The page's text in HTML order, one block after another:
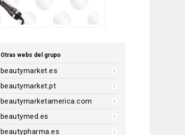
Otras webs del grupo
beautymarket.es
beautymarket.pt
beautymarketamerica.com
beautymed.es
beautypharma.es